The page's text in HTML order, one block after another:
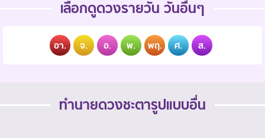
เลือกดูดวงรายวัน วันอื่นๆ
อา. จ. อ. พ. พฤ. ศ. ส.
ทำนายดวงชะตารูปแบบอื่น